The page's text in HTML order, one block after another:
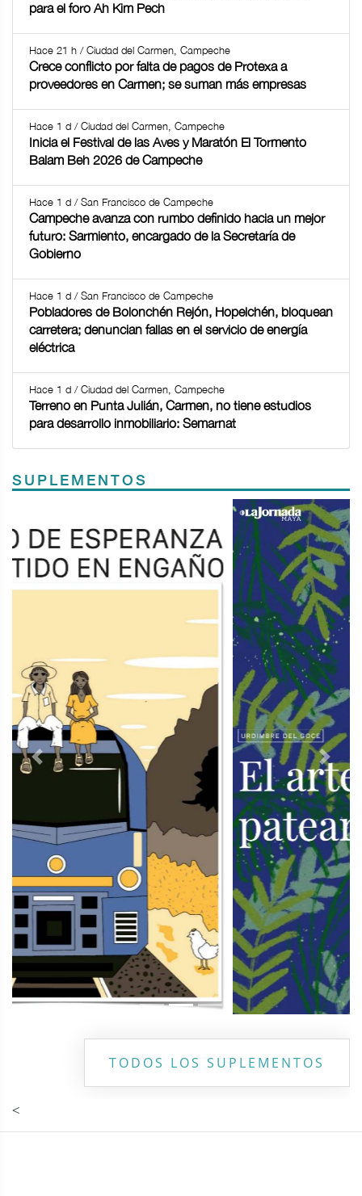
para el foro Ah Kim Pech
Hace 21 h / Ciudad del Carmen, Campeche
Crece conflicto por falta de pagos de Protexa a
proveedores en Carmen; se suman más empresas
Hace 1 d / Ciudad del Carmen, Campeche
Inicia el Festival de las Aves y Maratón El Tormento
Balam Beh 2026 de Campeche
Hace 1 d / San Francisco de Campeche
Campeche avanza con rumbo definido hacia un mejor
futuro: Sarmiento, encargado de la Secretaría de
Gobierno
Hace 1 d / San Francisco de Campeche
Pobladores de Bolonchén Rejón, Hopelchén, bloquean
carretera; denuncian fallas en el servicio de energía
eléctrica
Hace 1 d / Ciudad del Carmen, Campeche
Terreno en Punta Julián, Carmen, no tiene estudios
para desarrollo inmobiliario: Semarnat
SUPLEMENTOS
Previous Next
TODOS LOS SUPLEMENTOS
<